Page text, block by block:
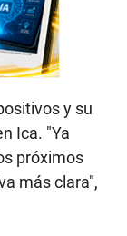
y su
Ica. "Ya
próximos
más clara",